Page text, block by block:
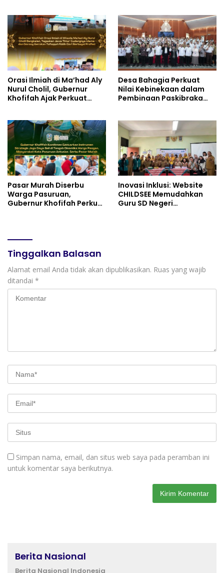
Mutiara Hati Purwokerto
Orasi Ilmiah di Ma’had Aly
Nurul Cholil, Gubernur
Khofifah Ajak Perkuat
Desa Bahagia Perkuat
Nilai Kebinekaan dalam
Pembinaan Paskibraka
Pasar Murah Diserbu
Warga Pasuruan,
Gubernur Khofifah Perkuat
Inovasi Inklusi: Website
CHILDSEE Memudahkan
Guru SD Negeri
Tinggalkan Balasan
Alamat email Anda tidak akan dipublikasikan. Ruas yang wajib
ditandai *
Simpan nama, email, dan situs web saya pada peramban ini
untuk komentar saya berikutnya.
Berita Nasional
Berita Nasional Indonesia